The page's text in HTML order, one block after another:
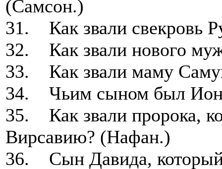
(Самсон.)
31. Как звали свекровь
32. Как звали нового
33. Как звали маму
34. Чьим сыном был
35. Как звали пророка,
Вирсавию? (Нафан.)
36. Сын Давида, который